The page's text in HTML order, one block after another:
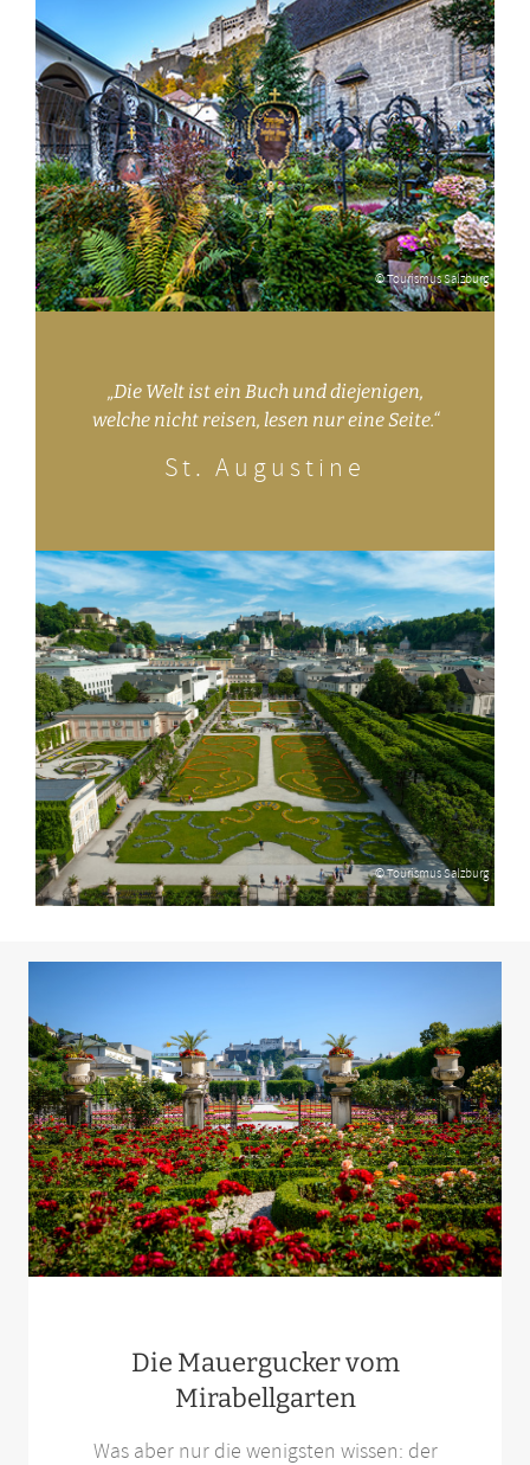
© Tourismus Salzburg
„Die Welt ist ein Buch und diejenigen,
welche nicht reisen, lesen nur eine Seite.“
St. Augustine
© Tourismus Salzburg
Die Mauergucker vom
Mirabellgarten
Was aber nur die wenigsten wissen: der